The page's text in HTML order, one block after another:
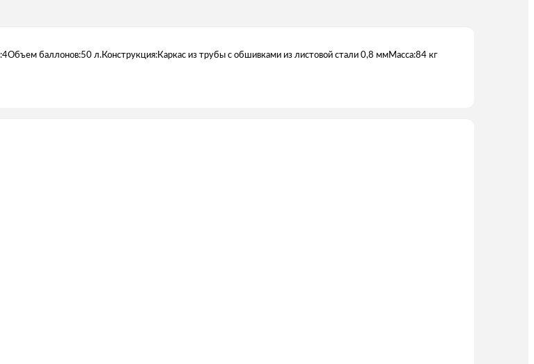
баллонов:50 л.Конструкция:Каркас из трубы с обшивками из листовой стали 0,8 ммМасса:84 кг